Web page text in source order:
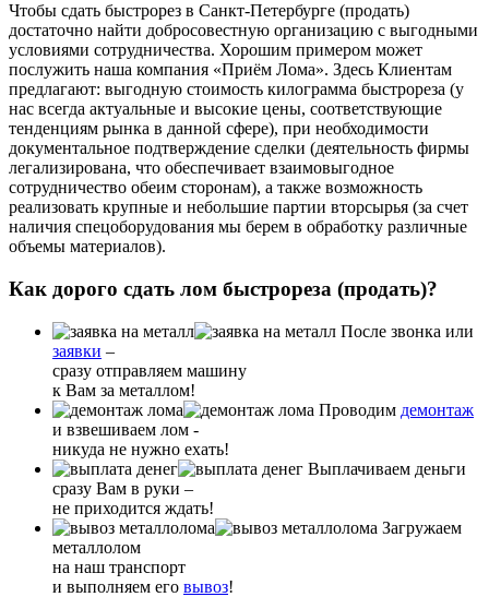
Чтобы сдать быстрорез в Санкт-Петербурге (продать)
достаточно найти добросовестную организацию с выгодными
условиями сотрудничества. Хорошим примером может
послужить наша компания «Приём Лома». Здесь Клиентам
предлагают: выгодную стоимость килограмма быстрореза (у
нас всегда актуальные и высокие цены, соответствующие
тенденциям рынка в данной сфере), при необходимости
документальное подтверждение сделки (деятельность фирмы
легализирована, что обеспечивает взаимовыгодное
сотрудничество обеим сторонам), а также возможность
реализовать крупные и небольшие партии вторсырья (за счет
наличия спецоборудования мы берем в обработку различные
объемы материалов).
Как дорого сдать лом быстрореза (продать)?
После звонка или
заявки –
сразу отправляем машину
к Вам за металлом!
Проводим демонтаж
и взвешиваем лом -
никуда не нужно ехать!
Выплачиваем деньги
сразу Вам в руки –
не приходится ждать!
Загружаем
металлолом
на наш транспорт
и выполняем его вывоз!